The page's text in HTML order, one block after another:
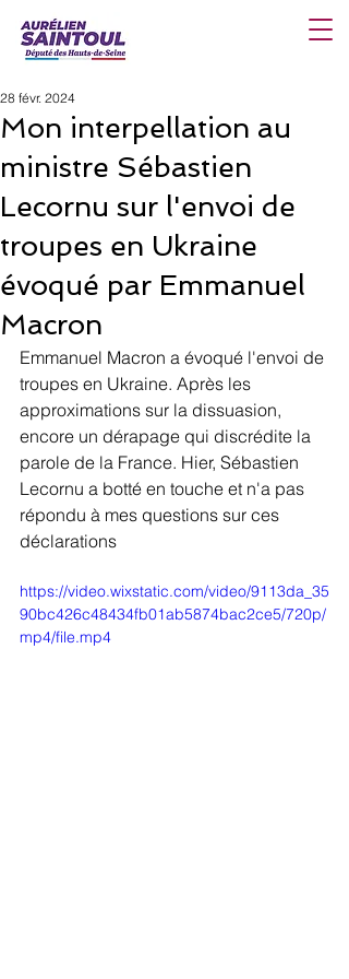
Mon interpellation au
ministre Sébastien
Lecornu sur l'envoi de
troupes en Ukraine
évoqué par Emmanuel
Macron
28 févr. 2024
Emmanuel Macron a évoqué l'envoi de
troupes en Ukraine. Après les
approximations sur la dissuasion,
encore un dérapage qui discrédite la
parole de la France. Hier, Sébastien
Lecornu a botté en touche et n'a pas
répondu à mes questions sur ces
déclarations
https://video.wixstatic.com/video/9113da_35
90bc426c48434fb01ab5874bac2ce5/720p/
mp4/file.mp4